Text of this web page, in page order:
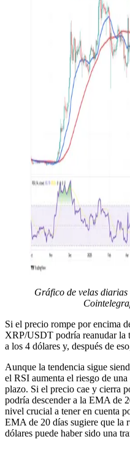
Gráfico de velas
Si el precio rompe por encima
XRP/USDT podría reanudar la
a los 4 dólares y, después de
Aunque la tendencia sigue
el RSI aumenta el riesgo de
plazo. Si el precio cae y cierra
podría descender a la EMA de
nivel crucial a tener en cuenta
EMA de 20 días sugiere que la
dólares puede haber sido una